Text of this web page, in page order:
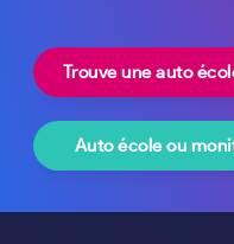
Trouve une auto
Auto école ou